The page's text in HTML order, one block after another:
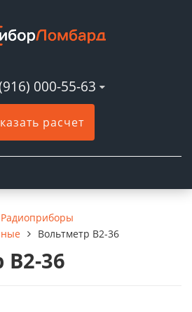
000-55-63
расчет
Радиоприборы
Вольтметр В2-36
В2-36